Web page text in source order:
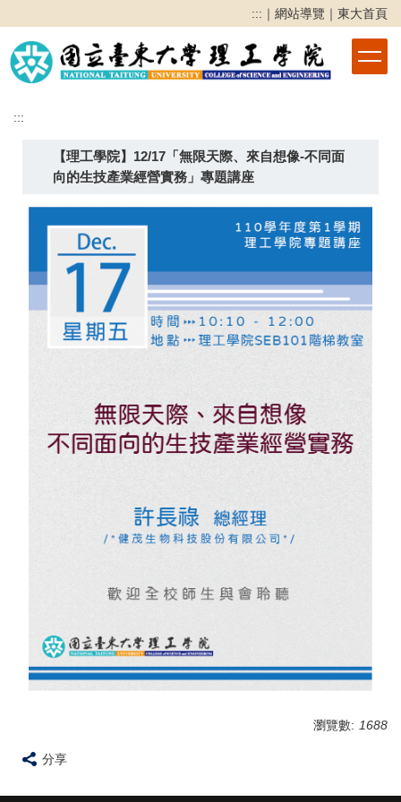
到
主
要
區
::: ｜ 網站導覽 ｜ 東大首頁
:::
【理工學院】12/17「無限天際、來自想像-不同面
向的生技產業經營實務」專題講座
瀏覽數: 1688
分享